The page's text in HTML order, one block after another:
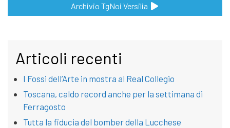
Archivio TgNoi Versilia
Articoli recenti
I Fossi dell’Arte in mostra al Real Collegio
Toscana, caldo record anche per la settimana di
Ferragosto
Tutta la fiducia del bomber della Lucchese